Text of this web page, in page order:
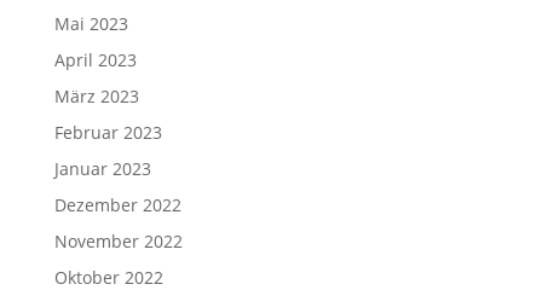
Mai 2023
April 2023
März 2023
Februar 2023
Januar 2023
Dezember 2022
November 2022
Oktober 2022